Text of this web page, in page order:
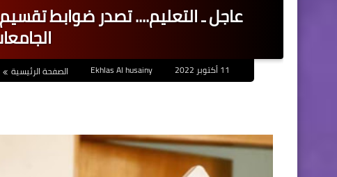
عاجل ـ التعليم.... تصدر ضوابط
Ekhlas Al husainy الصفحة الرئيسية